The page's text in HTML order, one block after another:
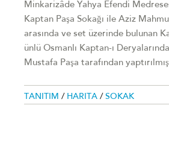
Minkarizâde Yahya Efendi
Kaptan Paşa Sokağı ile Aziz
arasında ve set üzerinde bulunan
ünlü Osmanlı Kaptan-ı
Mustafa Paşa tarafından
TANITIM / HARITA / SOKAK